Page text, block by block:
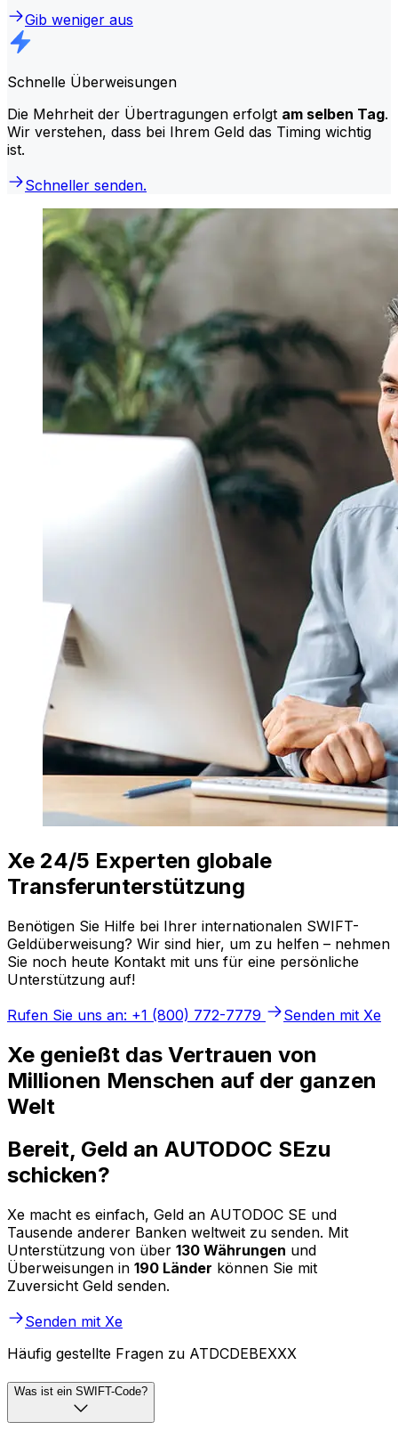
Gib weniger aus
Schnelle Überweisungen
Die Mehrheit der Übertragungen erfolgt am selben Tag.
Wir verstehen, dass bei Ihrem Geld das Timing wichtig
ist.
Schneller senden.
Xe 24/5 Experten globale
Transferunterstützung
Benötigen Sie Hilfe bei Ihrer internationalen SWIFT-
Geldüberweisung? Wir sind hier, um zu helfen – nehmen
Sie noch heute Kontakt mit uns für eine persönliche
Unterstützung auf!
Rufen Sie uns an: +1 (800) 772-7779
Senden mit Xe
Xe genießt das Vertrauen von
Millionen Menschen auf der ganzen
Welt
Bereit, Geld an AUTODOC SEzu
schicken?
Xe macht es einfach, Geld an AUTODOC SE und
Tausende anderer Banken weltweit zu senden. Mit
Unterstützung von über 130 Währungen und
Überweisungen in 190 Länder können Sie mit
Zuversicht Geld senden.
Senden mit Xe
Häufig gestellte Fragen zu ATDCDEBEXXX
Was ist ein SWIFT-Code?